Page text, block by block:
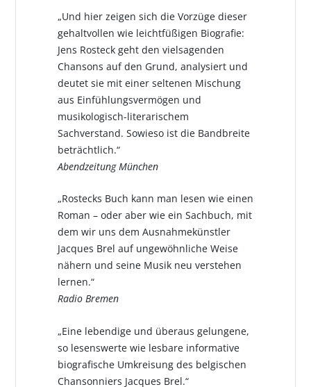
„Und hier zeigen sich die Vorzüge dieser
gehaltvollen wie leichtfüßigen Biografie:
Jens Rosteck geht den vielsagenden
Chansons auf den Grund, analysiert und
deutet sie mit einer seltenen Mischung
aus Einfühlungsvermögen und
musikologisch-literarischem
Sachverstand. Sowieso ist die Bandbreite
beträchtlich.“
Abendzeitung München
„Rostecks Buch kann man lesen wie einen
Roman – oder aber wie ein Sachbuch, mit
dem wir uns dem Ausnahmekünstler
Jacques Brel auf ungewöhnliche Weise
nähern und seine Musik neu verstehen
lernen.“
Radio Bremen
„Eine lebendige und überaus gelungene,
so lesenswerte wie lesbare informative
biografische Umkreisung des belgischen
Chansonniers Jacques Brel.“